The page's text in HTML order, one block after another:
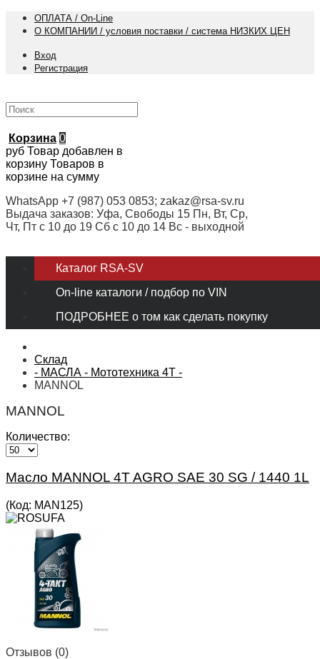
ОПЛАТА / On-Line
О КОМПАНИИ / условия поставки / система НИЗКИХ ЦЕН
Вход
Регистрация
Корзина 0
руб Товар добавлен в
корзину Товаров в
корзине на сумму
WhatsApp +7 (987) 053 0853; zakaz@rsa-sv.ru
Выдача заказов: Уфа, Свободы 15 Пн, Вт, Ср,
Чт, Пт с 10 до 19 Сб с 10 до 14 Вс - выходной
Каталог RSA-SV
On-line каталоги / подбор по VIN
ПОДРОБНЕЕ о том как сделать покупку
Склад
- МАСЛА - Мототехника 4Т -
MANNOL
MANNOL
Количество:
Масло MANNOL 4T AGRO SAE 30 SG / 1440 1L
(Код: MAN125)
Отзывов (0)